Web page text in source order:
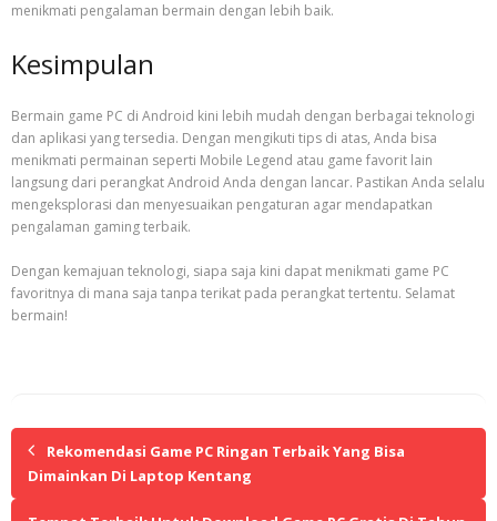
menikmati pengalaman bermain dengan lebih baik.
Kesimpulan
Bermain game PC di Android kini lebih mudah dengan berbagai teknologi
dan aplikasi yang tersedia. Dengan mengikuti tips di atas, Anda bisa
menikmati permainan seperti Mobile Legend atau game favorit lain
langsung dari perangkat Android Anda dengan lancar. Pastikan Anda selalu
mengeksplorasi dan menyesuaikan pengaturan agar mendapatkan
pengalaman gaming terbaik.
Dengan kemajuan teknologi, siapa saja kini dapat menikmati game PC
favoritnya di mana saja tanpa terikat pada perangkat tertentu. Selamat
bermain!
Rekomendasi Game PC Ringan Terbaik Yang Bisa
Dimainkan Di Laptop Kentang